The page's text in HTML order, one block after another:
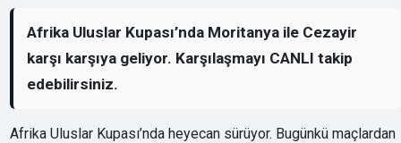
Afrika Uluslar Kupası’nda Moritanya ile Cezayir
karşı karşıya geliyor. Karşılaşmayı CANLI takip
edebilirsiniz.
Afrika Uluslar Kupası’nda heyecan sürüyor. Bugünkü maçlardan